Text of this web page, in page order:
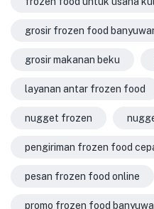
grosir frozen food
grosir makanan beku
layanan antar frozen food
nugget frozen
pengiriman frozen food
pesan frozen food online
promo frozen food